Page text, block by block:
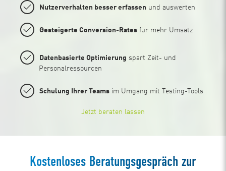
Nutzerverhalten besser erfassen und auswerten
Gesteigerte Conversion-Rates für mehr Umsatz
Datenbasierte Optimierung spart Zeit- und
Personalressourcen
Schulung Ihrer Teams im Umgang mit Testing-Tools
Jetzt beraten lassen
Kostenloses Beratungsgespräch zur